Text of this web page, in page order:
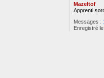
Mazeltof
Apprenti
Messages :
Enregistré le